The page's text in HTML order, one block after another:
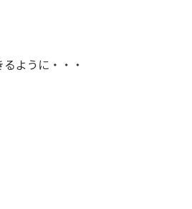
ように・・・